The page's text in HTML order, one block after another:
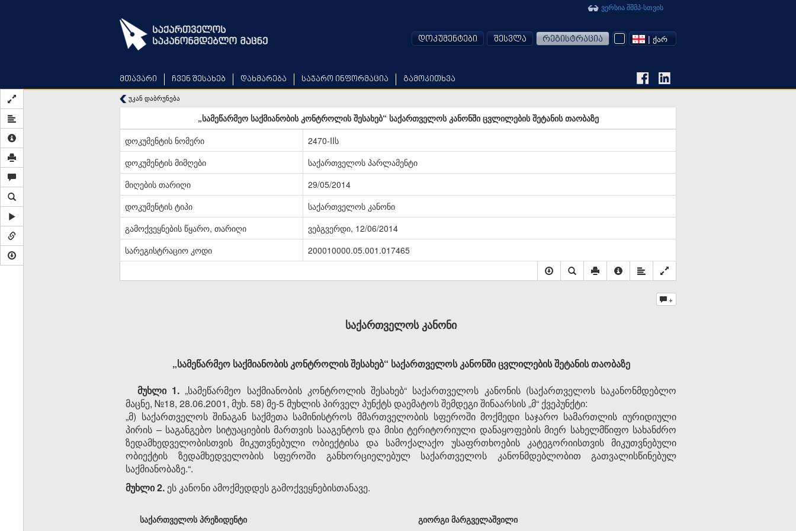
მთავარი ჩვენ შესახებ დახმარება საჯარო ინფორმაცია გამოკითხვა
ვერსია შშმპ-სთვის
დოკუმენტები შესვლა რეგისტრაცია | ᲥᲐᲠ
უკან დაბრუნება
„სამეწარმეო საქმიანობის კონტროლის შესახებ“ საქართველოს კანონში ცვლილების შეტანის თაობაზე
დოკუმენტის ნომერი
2470-IIს
დოკუმენტის მიმღები
საქართველოს პარლამენტი
მიღების თარიღი
29/05/2014
დოკუმენტის ტიპი
საქართველოს კანონი
გამოქვეყნების წყარო, თარიღი
ვებგვერდი, 12/06/2014
სარეგისტრაციო კოდი
200010000.05.001.017465
+
საქართველოს კანონი
„სამეწარმეო საქმიანობის კონტროლის შესახებ“ საქართველოს კანონში ცვლილების შეტანის თაობაზე
მუხლი 1.„სამეწარმეო საქმიანობის კონტროლის შესახებ“ საქართველოს კანონის (საქართველოს საკანონმდებლო
მაცნე, №18, 28.06.2001, მუხ. 58) მე-5 მუხლის პირველ პუნქტს დაემატოს შემდეგი შინაარსის „მ“ ქვეპუნქტი:
„მ) საქართველოს შინაგან საქმეთა სამინისტროს მმართველობის სფეროში მოქმედი საჯარო სამართლის იურიდიული
პირის – საგანგებო სიტუაციების მართვის სააგენტოს და მისი ტერიტორიული დანაყოფების მიერ სახელმწიფო სახანძრო
ზედამხედველობისთვის მიკუთვნებული ობიექტისა და სამოქალაქო უსაფრთხოების კატეგორიისთვის მიკუთვნებული
ობიექტის ზედამხედველობის სფეროში განხორციელებულ საქართველოს კანონმდებლობით გათვალისწინებულ
საქმიანობაზე.“.
მუხლი 2. ეს კანონი ამოქმედდეს გამოქვეყნებისთანავე.
საქართველოს პრეზიდენტი გიორგი მარგველაშვილი